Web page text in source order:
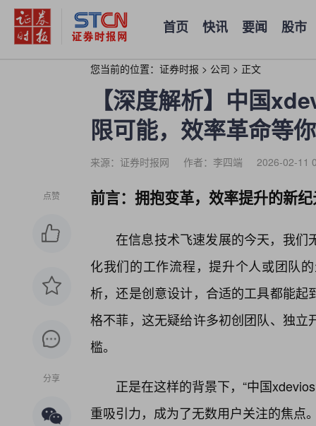
首页 快讯 要闻 股市
您当前的位置： 证券时报 > 公司 > 正文
【深度解析】中国
限可能，效率革命等
来源：证券时报网 作者：李四端 2026-02-11
点赞
分享
前言：拥抱变革，效率提升的新
在信息技术飞速发展的今天，我们
化我们的工作流程，提升个人或团队
析，还是创意设计，合适的工具都能
格不菲，这无疑给许多初创团队、独
槛。
正是在这样的背景下，“中国
重吸引力，成为了无数用户关注的焦点